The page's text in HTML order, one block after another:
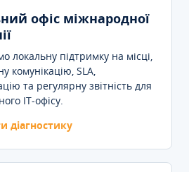
офіс міжнародної
локальну підтримку на місці,
комунікацію, SLA,
та регулярну звітність для
IT-офісу.
діагностику